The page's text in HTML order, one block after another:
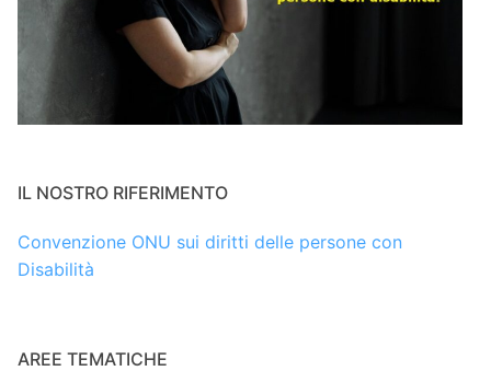
IL NOSTRO RIFERIMENTO
Convenzione ONU sui diritti delle persone con
Disabilità
AREE TEMATICHE